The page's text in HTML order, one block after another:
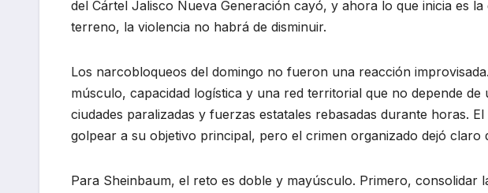
del Cártel Jalisco Nueva Generación cayó, y ahora lo que inicia es
terreno, la violencia no habrá de disminuir.
Los narcobloqueos del domingo no fueron una reacción
músculo, capacidad logística y una red territorial que no depende
ciudades paralizadas y fuerzas estatales rebasadas durante horas.
golpear a su objetivo principal, pero el crimen organizado dejó claro
Para Sheinbaum, el reto es doble y mayúsculo. Primero, consolidar